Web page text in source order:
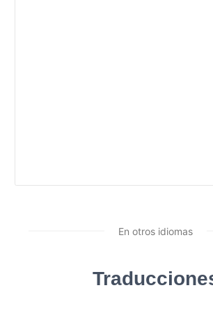
En otros idiomas